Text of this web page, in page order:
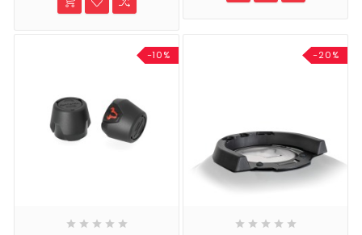
-10%
    
-20%
    